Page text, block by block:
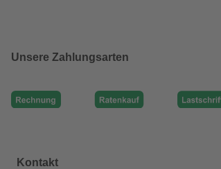
Unsere Zahlungsarten
Kontakt